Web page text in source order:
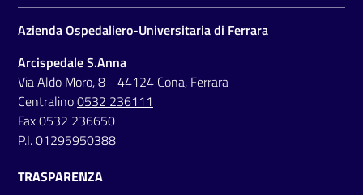
Azienda Ospedaliero-Universitaria di Ferrara
Arcispedale S.Anna
Via Aldo Moro, 8 - 44124 Cona, Ferrara
Centralino0532 236111
Fax 0532 236650
P.I. 01295950388
TRASPARENZA